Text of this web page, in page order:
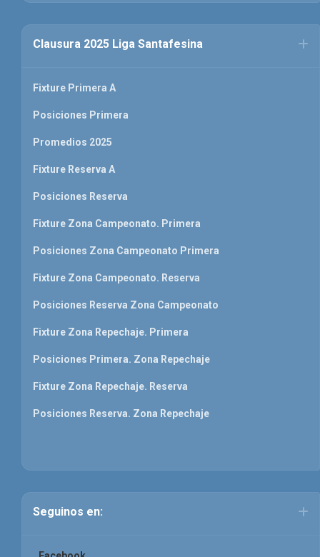
Clausura 2025 Liga Santafesina
Fixture Primera A
Posiciones Primera
Promedios 2025
Fixture Reserva A
Posiciones Reserva
Fixture Zona Campeonato. Primera
Posiciones Zona Campeonato Primera
Fixture Zona Campeonato. Reserva
Posiciones Reserva Zona Campeonato
Fixture Zona Repechaje. Primera
Posiciones Primera. Zona Repechaje
Fixture Zona Repechaje. Reserva
Posiciones Reserva. Zona Repechaje
Seguinos en: